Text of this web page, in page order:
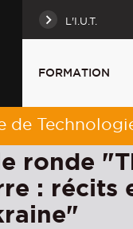
L'I.U.T.
FORMATION
de
ronde
: récits